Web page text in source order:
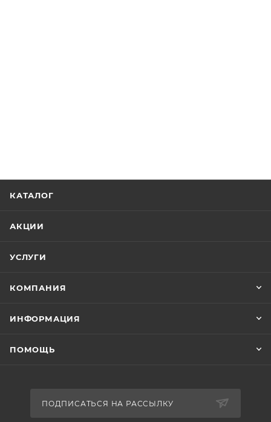
КАТАЛОГ
АКЦИИ
УСЛУГИ
КОМПАНИЯ
ИНФОРМАЦИЯ
ПОМОЩЬ
ПОДПИСАТЬСЯ НА РАССЫЛКУ